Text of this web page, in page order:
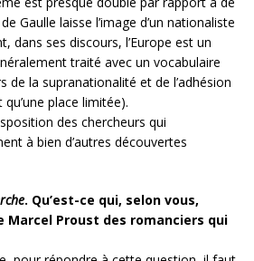
Gaulle laisse l’image d’un nationaliste
dans ses discours, l’Europe est un
traité avec un vocabulaire
de la supranationalité et de l’adhésion
place limitée).
des chercheurs qui
à bien d’autres découvertes
. Qu’est-ce qui, selon vous,
Proust des romanciers qui